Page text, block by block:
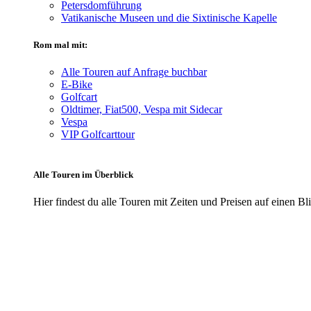
Petersdomführung
Vatikanische Museen und die Sixtinische Kapelle
Rom mal mit:
Alle Touren auf Anfrage buchbar
E-Bike
Golfcart
Oldtimer, Fiat500, Vespa mit Sidecar
Vespa
VIP Golfcarttour
Alle Touren im Überblick
Hier findest du alle Touren mit Zeiten und Preisen auf einen